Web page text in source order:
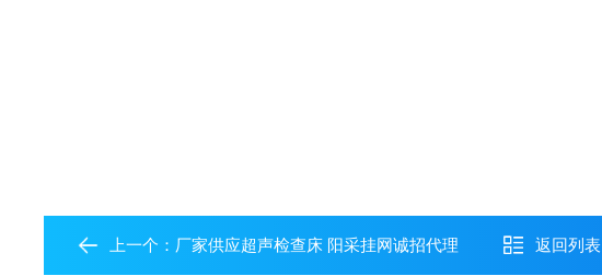
上一个： 厂家供应超声检查床 阳采挂网诚招代理 返回列表